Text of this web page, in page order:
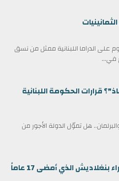
على الدراما اللبنانية ممثل من نسق
في...
قرارات الحكومة اللبنانية
هل تموّل الدولة الأجور من
من هو طارق رحمن رئيس وزراء بنغلاديش الذي أمضى 17 عاماً